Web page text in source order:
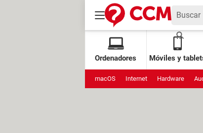
Ordenadores Móviles y
macOS Internet Hardware